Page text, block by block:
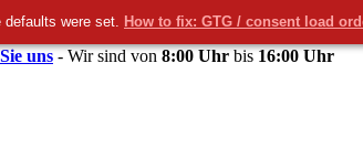
were set. How to fix: GTG / consent load
uns- Wir sind von8:00 Uhrbis16:00 Uhr